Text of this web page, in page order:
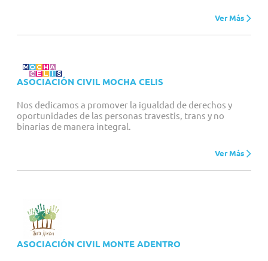
Ver Más
ASOCIACIÓN CIVIL MOCHA CELIS
Nos dedicamos a promover la igualdad de derechos y
oportunidades de las personas travestis, trans y no
binarias de manera integral.
Ver Más
ASOCIACIÓN CIVIL MONTE ADENTRO